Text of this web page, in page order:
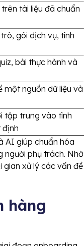
tài liệu đã chuẩn
gói dịch vụ, tính
bài thực hành và
một nguồn dữ liệu và
tập trung vào tình
định
AI giúp chuẩn hóa
người phụ trách. Nhờ
gian xử lý các vấn đề
hàng